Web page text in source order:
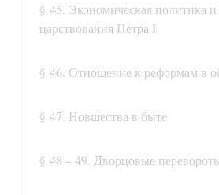
§ 45. Экономическая политика и
царствования Петра I
§ 46. Отношение к реформам в
§ 47. Новшества в быте
§ 48 – 49. Дворцовые